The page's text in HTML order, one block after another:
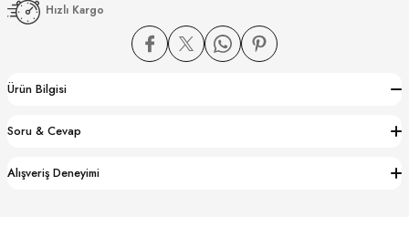
Hızlı Kargo
Ürün Bilgisi
Soru & Cevap
Alışveriş Deneyimi